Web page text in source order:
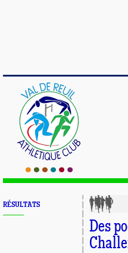
RÉSULTATS
Des